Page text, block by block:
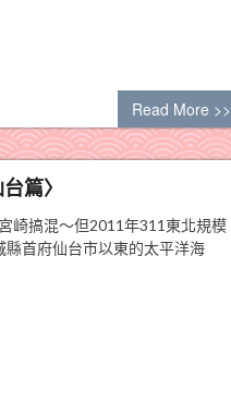
Read More >>
篇〉
崎搞混～但2011年311東北規模
首府仙台市以東的太平洋海